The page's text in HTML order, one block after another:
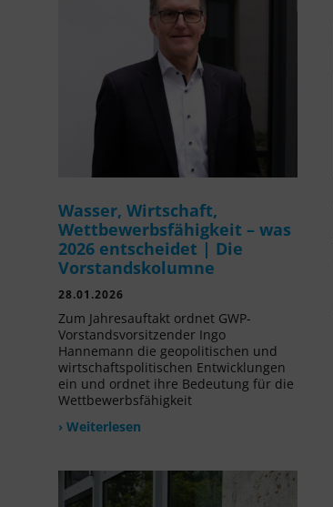
Wasser, Wirtschaft,
Wettbewerbsfähigkeit – was
2026 entscheidet | Die
Vorstandskolumne
28.01.2026
Zum Jahresauftakt ordnet GWP-
Vorstandsvorsitzender Ingo
Hannemann die geopolitischen und
wirtschaftspolitischen Entwicklungen
ein und ordnet ihre Bedeutung für die
Wettbewerbsfähigkeit
› Weiterlesen